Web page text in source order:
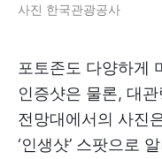
사진 한국관광공사
포토존도 다양하게
인증샷은 물론, 대
전망대에서의 사진
‘인생샷’ 스팟으로